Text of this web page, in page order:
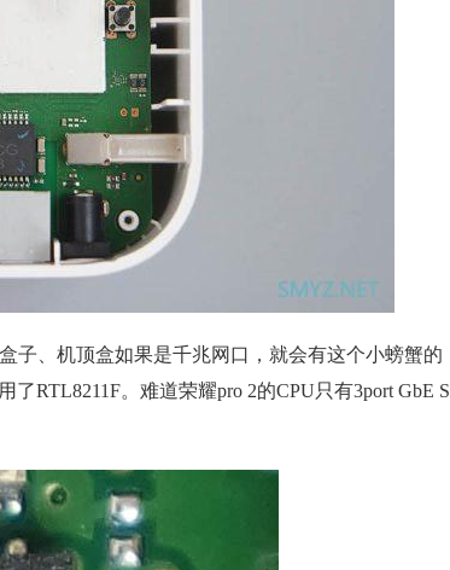
子、机顶盒如果是千兆网口，就会有这个小螃蟹的
RTL8211F。难道荣耀pro 2的CPU只有3port GbE S